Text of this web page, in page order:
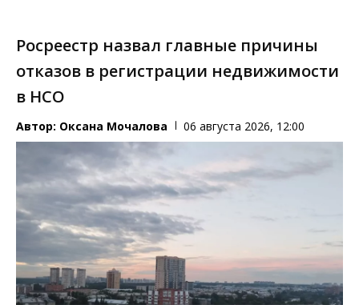
Росреестр назвал главные причины
отказов в регистрации недвижимости
в НСО
Автор: Оксана Мочалова 06 августа 2026, 12:00